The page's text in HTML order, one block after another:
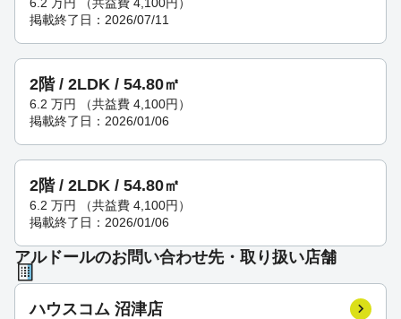
掲載終了日：2026/07/11
2階 / 2LDK / 54.80㎡
6.2 万円 （共益費 4,100円）
掲載終了日：2026/01/06
2階 / 2LDK / 54.80㎡
6.2 万円 （共益費 4,100円）
掲載終了日：2026/01/06
アルドールのお問い合わせ先・取り扱い店舗
ハウスコム 沼津店